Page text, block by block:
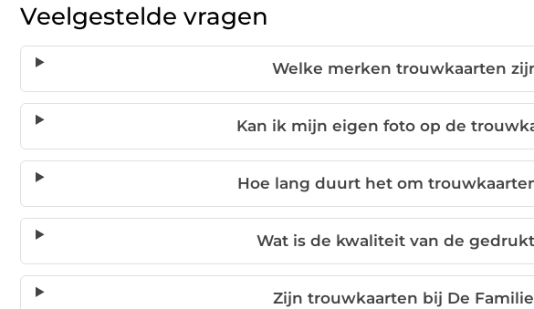
Veelgestelde vragen
Welke merken trouwkaarten
Kan ik mijn eigen foto op de
Hoe lang duurt het om
Wat is de kwaliteit van de
Zijn trouwkaarten bij De